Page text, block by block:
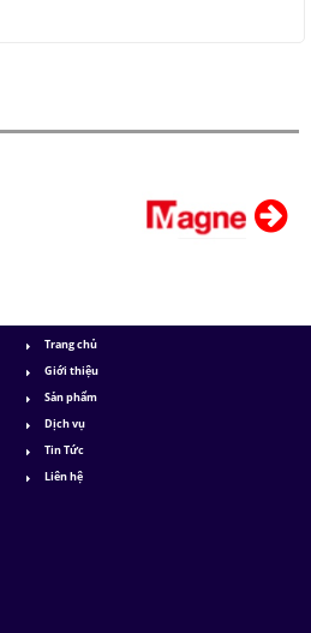
Trang chủ
Giới thiệu
Sản phẩm
Dịch vụ
Tin Tức
Liên hệ